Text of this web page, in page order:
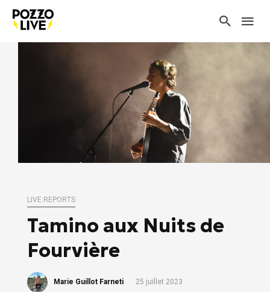
LIVE REPORTS
Tamino aux Nuits de
Fourvière
Marie Guillot Farneti 25 juillet 2023